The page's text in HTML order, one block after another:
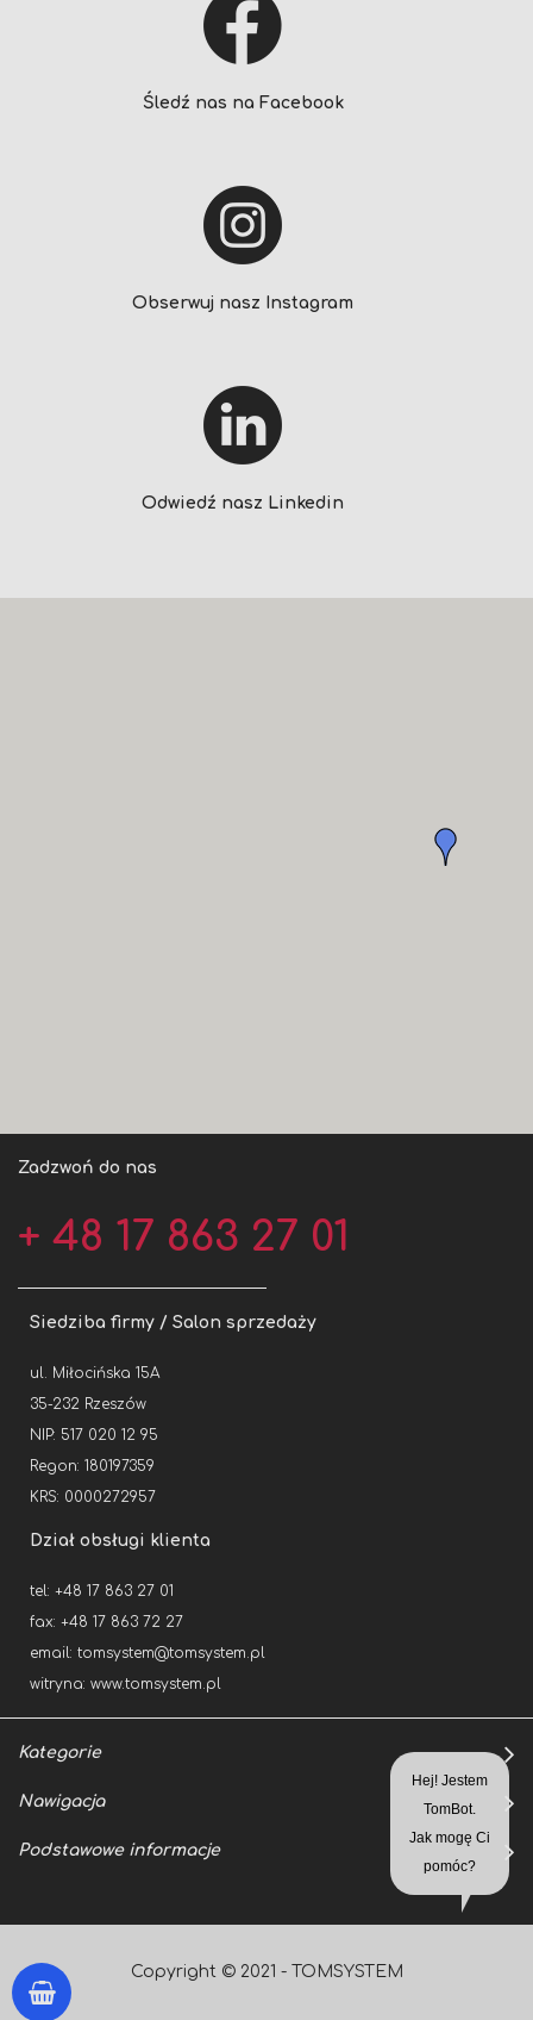
Hej! Jestem
TomBot.
Jak mogę Ci
pomóc?
Śledź nas na Facebook
Obserwuj nasz Instagram
Odwiedź nasz Linkedin
Zadzwoń do nas
+ 48 17 863 27 01
Siedziba firmy / Salon sprzedaży
ul. Miłocińska 15A
35-232 Rzeszów
NIP: 517 020 12 95
Regon: 180197359
KRS: 0000272957
Dział obsługi klienta
tel: +48 17 863 27 01
fax: +48 17 863 72 27
email: tomsystem@tomsystem.pl
witryna: www.tomsystem.pl
Kategorie
Nawigacja
Podstawowe informacje
Copyright © 2021 - TOMSYSTEM